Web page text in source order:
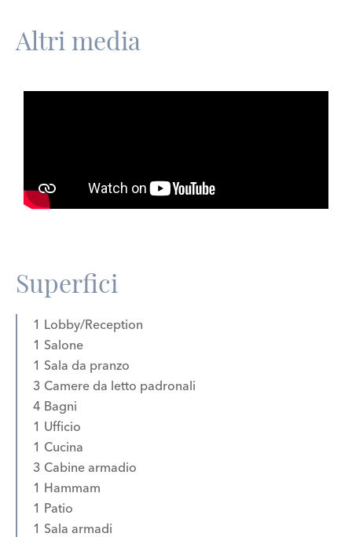
Altri media
Superfici
1 Lobby/Reception
1 Salone
1 Sala da pranzo
3 Camere da letto padronali
4 Bagni
1 Ufficio
1 Cucina
3 Cabine armadio
1 Hammam
1 Patio
1 Sala armadi